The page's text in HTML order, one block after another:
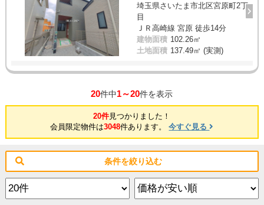
埼玉県さいたま市北区宮原町2丁
目
ＪＲ高崎線 宮原 徒歩14分
建物面積 102.26㎡
土地面積 137.49㎡ (実測)
20件中1～20件を表示
20件見つかりました！
会員限定物件は3048件あります。今すぐ見る
条件を絞り込む